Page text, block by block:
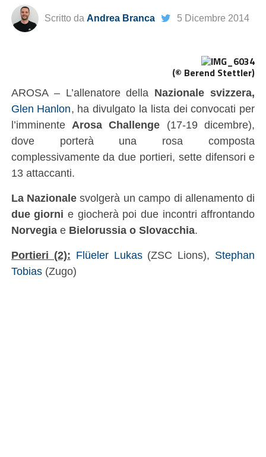
Scritto da Andrea Branca 5 Dicembre 2014
(© Berend Stettler)
AROSA – L’allenatore della Nazionale svizzera,
Glen Hanlon, ha divulgato la lista dei convocati per
l’imminente Arosa Challenge (17-19 dicembre),
dove porterà una rosa composta
complessivamente da due portieri, sette difensori e
13 attaccanti.
La Nazionale svolgerà un campo di allenamento di
due giorni e giocherà poi due incontri affrontando
Norvegiae Bielorussia o Slovacchia.
Portieri (2): Flüeler Lukas(ZSC Lions), Stephan
Tobias(Zugo)